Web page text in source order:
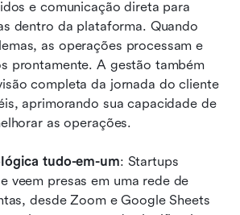
e comunicação direta para
dentro da plataforma. Quando
as operações processam e
prontamente. A gestão também
completa da jornada do cliente
aprimorando sua capacidade de
as operações.
tudo-em-um: Startups
veem presas em uma rede de
desde Zoom e Google Sheets